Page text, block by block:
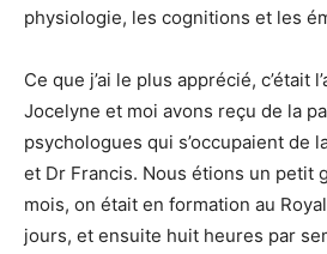
physiologie, les cognitions et les
Ce que j’ai le plus apprécié, c’était
Jocelyne et moi avons reçu de la
psychologues qui s’occupaient de
et Dr Francis. Nous étions un petit
mois, on était en formation au
jours, et ensuite huit heures par